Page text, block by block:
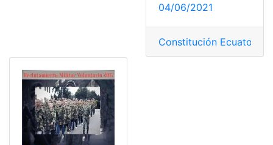
04/06/2021
Constitución